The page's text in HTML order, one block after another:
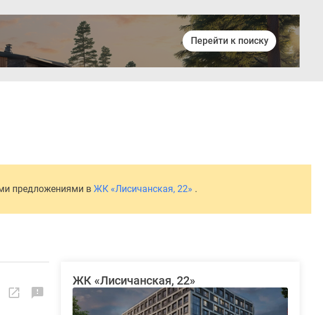
Перейти к поиску
предложениями в ЖК «Лисичанская, 22» .
ЖК «Лисичанская, 22»